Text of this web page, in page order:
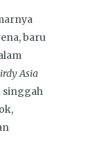
baru
Asia
singgah